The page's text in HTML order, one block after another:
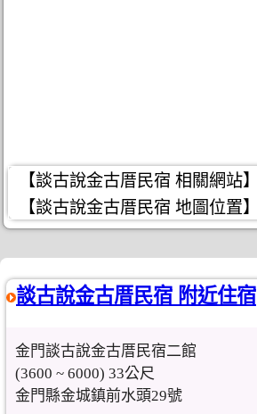
【談古說金古厝民宿 相關網站】
【談古說金古厝民宿 地圖位置】
談古說金古厝民宿 附近住宿
金門談古說金古厝民宿二館
(3600 ~ 6000) 33公尺
金門縣金城鎮前水頭29號